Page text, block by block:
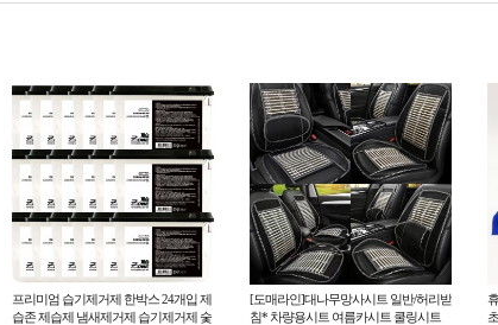
프리미엄 습기제거제 한박스 24개입 제
습존 제습제 냄새제거제 습기제거제 숯
[도매라인]대나무망사시트 일반/허리받
침* 차량용시트 여름카시트 쿨링시트